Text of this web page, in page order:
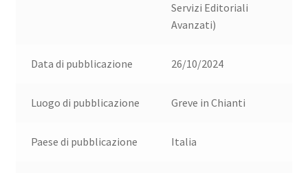
Servizi Editoriali
Avanzati)
Data di pubblicazione 26/10/2024
Luogo di pubblicazione Greve in Chianti
Paese di pubblicazione Italia